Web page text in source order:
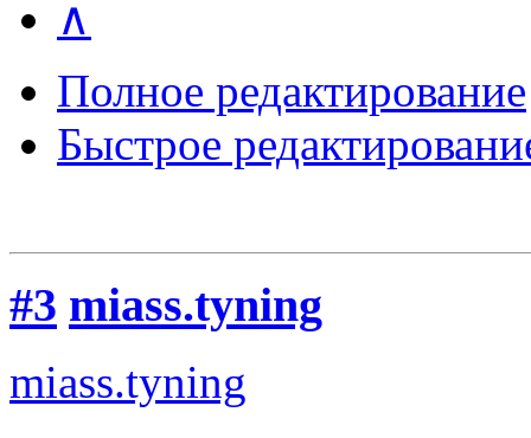
∧
Полное редактирование
Быстрое
#3 miass.tyning
miass.tyning